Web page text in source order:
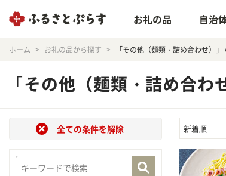
お礼の品 自治
ホーム お礼の品から探す 「その他（麺類・詰め合わせ）」
「その他（麺類・詰め合わ
全ての条件を解除 新着順